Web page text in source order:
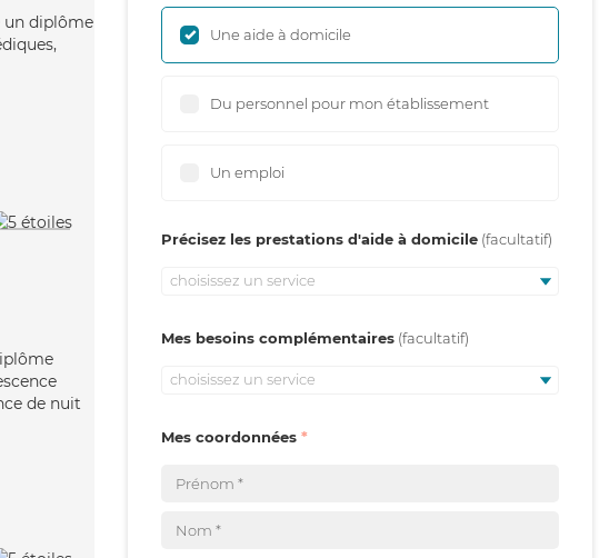
un diplôme
de nuit
Une aide à domicile
Du personnel pour mon établissement
Un emploi
Précisez les prestations d'aide à domicile
choisissez un service
Mes besoins complémentaires
choisissez un service
Mes coordonnées